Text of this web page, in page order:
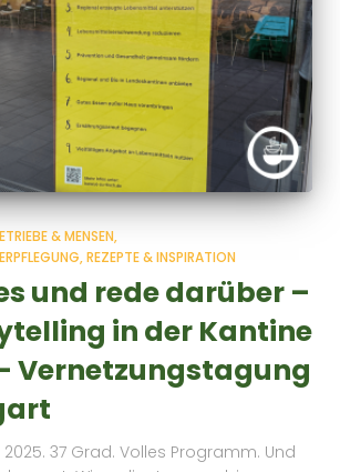
& MENSEN
REZEPTE & INSPIRATION
und rede darüber –
in der Kantine
Vernetzungstagung
37 Grad. Volles Programm. Und